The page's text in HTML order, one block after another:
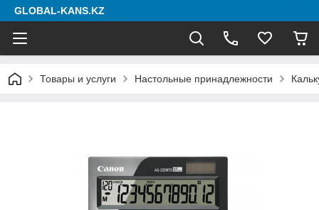
GLOBAL-KANS.KZ
Товары и услуги Настольные принадлежности